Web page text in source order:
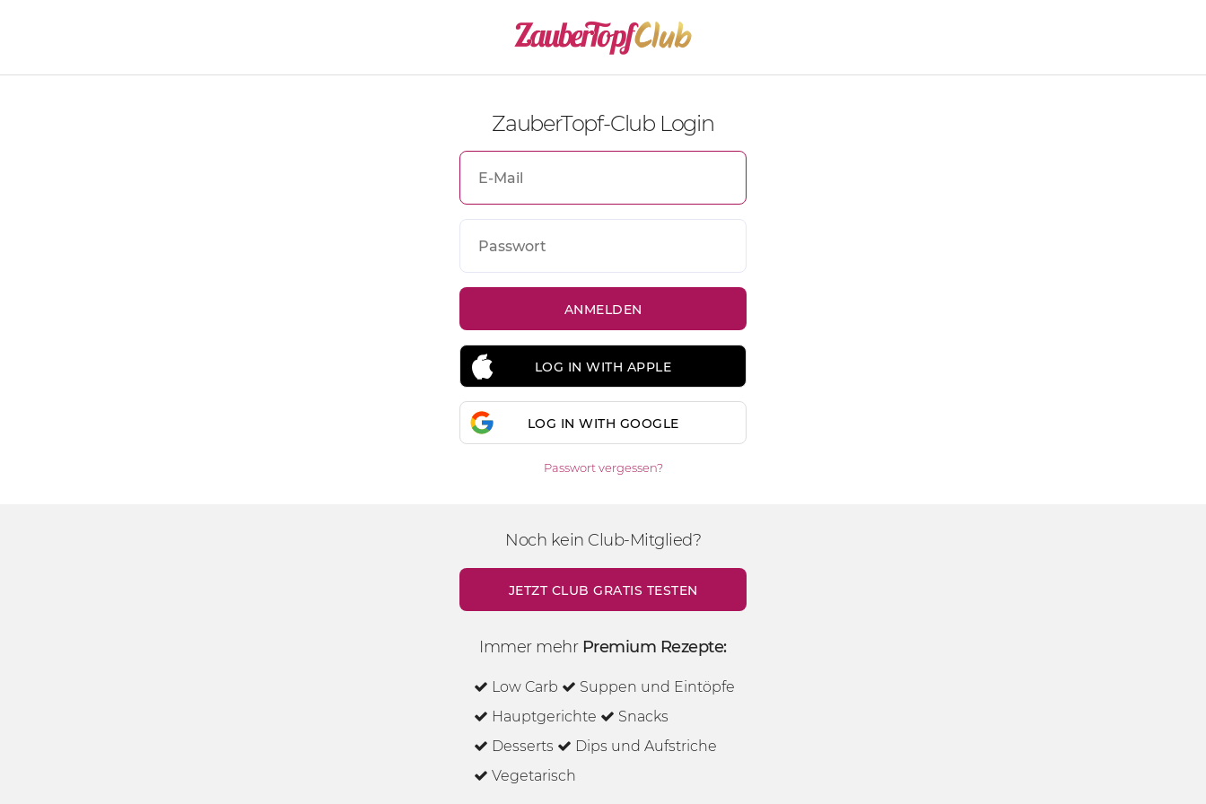
ZauberTopf-Club Login
LOG IN WITH APPLE
LOG IN WITH GOOGLE
Passwort vergessen?
Noch kein Club-Mitglied?
JETZT CLUB GRATIS TESTEN
Immer mehr Premium Rezepte:
Low Carb
Suppen und Eintöpfe
Hauptgerichte
Snacks
Desserts
Dips und Aufstriche
Vegetarisch